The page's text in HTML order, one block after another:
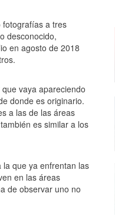
fotografías a tres
desconocido,
en agosto de 2018
vaya apareciendo
donde es originario.
a las de las áreas
es similar a los
que ya enfrentan las
en las áreas
de observar uno no